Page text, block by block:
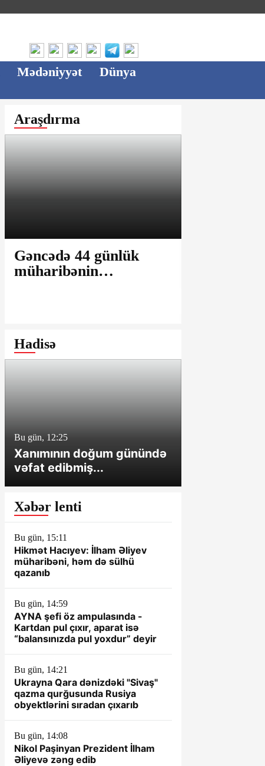
Mədəniyyət
Dünya
Araşdırma
Gəncədə 44 günlük
müharibənin
Arxitektura Komitəsi -
SAKİNLƏRDƏN
Hadisə
Bu gün, 12:25
Xanımının doğum günündə
vəfat edibmiş...
Xəbər lenti
Bu gün, 15:11
Hikmət Hacıyev: İlham Əliyev
müharibəni, həm də sülhü
qazanıb
Bu gün, 14:59
AYNA şefi öz ampulasında -
Kartdan pul çıxır, aparat isə
“balansınızda pul yoxdur” deyir
Bu gün, 14:21
Ukrayna Qara dənizdəki "Sivaş"
qazma qurğusunda Rusiya
obyektlərini sıradan çıxarıb
Bu gün, 14:08
Nikol Paşinyan Prezident İlham
Əliyevə zəng edib